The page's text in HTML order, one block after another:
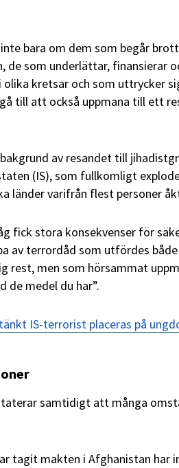
bara om dem som begår
de som underlättar, finansierar
olika kretsar och som uttrycker
till att också uppmana till ett
av resandet till
(IS), som fullkomligt
länder varifrån flest personer
fick stora konsekvenser för
av terrordåd som utfördes
rest, men som hörsammat
de medel du har”.
IS-terrorist placeras på
samtidigt att många
tagit makten i Afghanistan har